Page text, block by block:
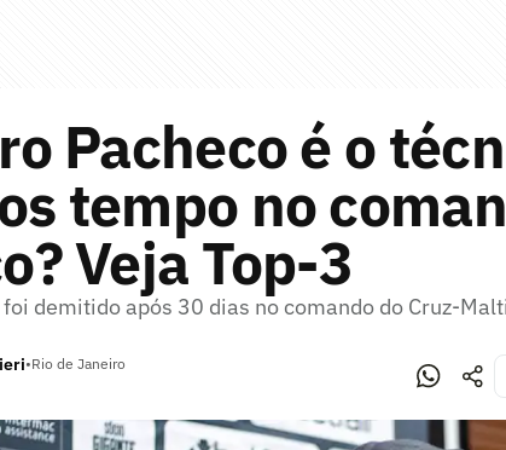
Pacheco é o
tempo no
Veja Top-3
demitido após 30 dias no comando do Cruz-
•Rio de Janeiro